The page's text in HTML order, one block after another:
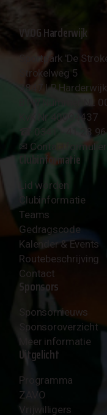
VVOG Harderwijk
Sportpark 'De
Strokelweg 5
3847 LR Harderwijk
BTW Nummer NL
KvK Nr 40094437
☎︎ 0341 - 41 28 96
✉︎ Contactformulier
Clubinformatie
Lid worden
Clubinformatie
Teams
Gedragscode
Kalender & Events
Routebeschrijving
Contact
Sponsors
Sponsornieuws
Sponsoroverzicht
Meer informatie
Uitgelicht
Programma
ZAVO
Vrijwilligers